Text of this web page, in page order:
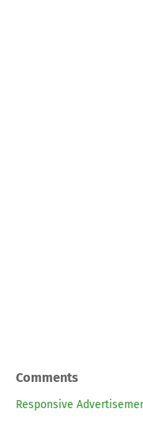
Comments
Responsive